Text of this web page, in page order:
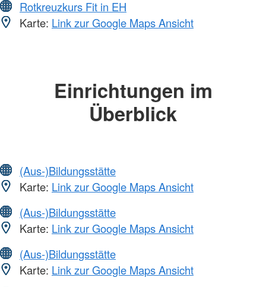
Rotkreuzkurs Fit in EH
Karte: Link zur Google Maps Ansicht
Einrichtungen im
Überblick
(Aus-)Bildungsstätte
Karte: Link zur Google Maps Ansicht
(Aus-)Bildungsstätte
Karte: Link zur Google Maps Ansicht
(Aus-)Bildungsstätte
Karte: Link zur Google Maps Ansicht